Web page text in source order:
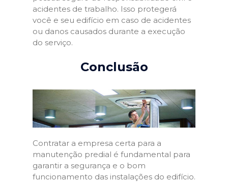
acidentes de trabalho. Isso protegerá
você e seu edifício em caso de acidentes
ou danos causados durante a execução
do serviço.
Conclusão
Contratar a empresa certa para a
manutenção predial é fundamental para
garantir a segurança e o bom
funcionamento das instalações do edifício.